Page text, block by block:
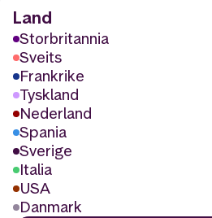
Land
Storbritannia
Sveits
Frankrike
Tyskland
Nederland
Spania
Sverige
Italia
USA
Danmark